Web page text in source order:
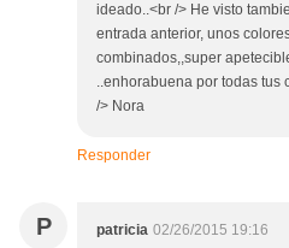
ideado..<br /> He visto
entrada anterior, unos
combinados,,super
..enhorabuena por todas tus
/> Nora
Responder
P patricia 02/26/2015 19:16